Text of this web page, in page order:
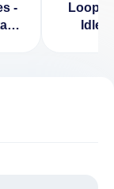
-
Loop
Idle